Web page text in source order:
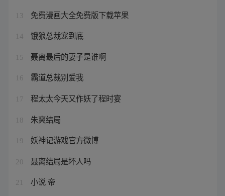
13 免费漫画大全免费版下载苹果
14 饿狼总裁宠到底
15 聂离最后的妻子是谁啊
16 霸道总裁别爱我
17 程太太今天又作妖了程时宴
18 朱爽结局
19 妖神记游戏官方微博
20 聂离结局是坏人吗
21 小说 帝